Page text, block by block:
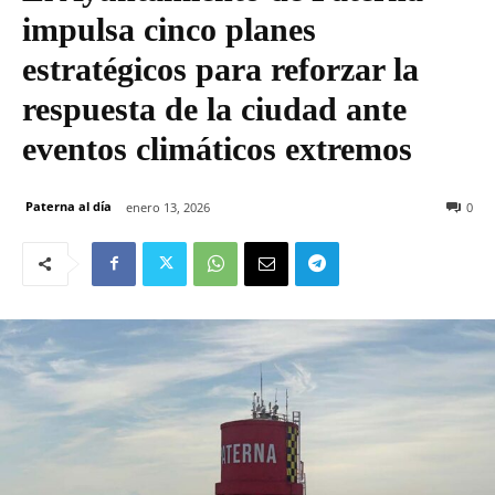
impulsa cinco planes
estratégicos para reforzar la
respuesta de la ciudad ante
eventos climáticos extremos
Paterna al día enero 13, 2026 0